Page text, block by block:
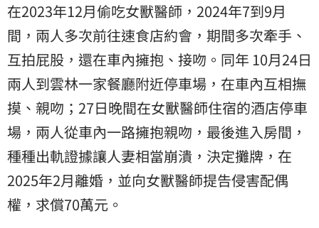
在2023年12月偷吃女獸醫師，2024年7到9月
間，兩人多次前往速食店約會，期間多次牽手、
互拍屁股，還在車內擁抱、接吻。同年 10月24日
兩人到雲林一家餐廳附近停車場，在車內互相撫
摸、親吻；27日晚間在女獸醫師住宿的酒店停車
場，兩人從車內一路擁抱親吻，最後進入房間，
種種出軌證據讓人妻相當崩潰，決定攤牌，在
2025年2月離婚，並向女獸醫師提告侵害配偶
權，求償70萬元。